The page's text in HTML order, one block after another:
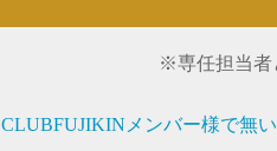
※専任担当者
CLUBFUJIKINメンバー様で無